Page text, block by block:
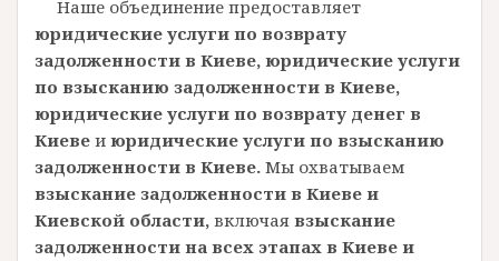
Наше объединение предоставляет
юридические услуги по возврату
задолженности в Киеве, юридические услуги
по взысканию задолженности в Киеве,
юридические услуги по возврату денег в
Киеве и юридические услуги по взысканию
задолженности в Киеве. Мы охватываем
взыскание задолженности в Киеве и
Киевской области, включая взыскание
задолженности на всех этапах в Киеве и